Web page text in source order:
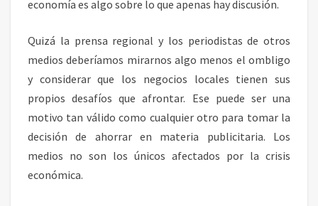
economía es algo sobre lo que apenas hay discusión.
Quizá la prensa regional y los periodistas de otros
medios deberíamos mirarnos algo menos el ombligo
y considerar que los negocios locales tienen sus
propios desafíos que afrontar. Ese puede ser una
motivo tan válido como cualquier otro para tomar la
decisión de ahorrar en materia publicitaria. Los
medios no son los únicos afectados por la crisis
económica.